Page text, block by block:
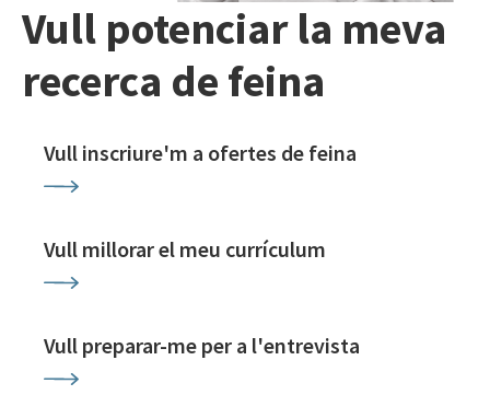
Vull potenciar la meva
recerca de feina
Vull inscriure'm a ofertes de feina
Vull millorar el meu currículum
Vull preparar-me per a l'entrevista